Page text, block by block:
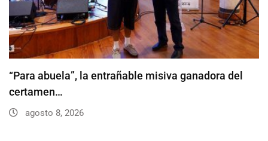
“Para abuela”, la entrañable misiva ganadora del
certamen…
agosto 8, 2026